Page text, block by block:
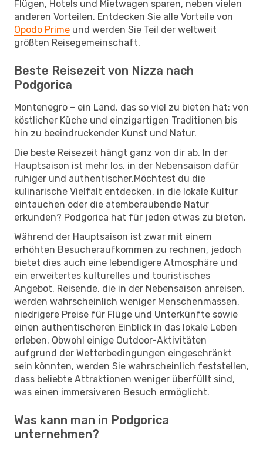
Flügen, Hotels und Mietwagen sparen, neben vielen
anderen Vorteilen. Entdecken Sie alle Vorteile von
Opodo Prime und werden Sie Teil der weltweit
größten Reisegemeinschaft.
Beste Reisezeit von Nizza nach
Podgorica
Montenegro – ein Land, das so viel zu bieten hat: von
köstlicher Küche und einzigartigen Traditionen bis
hin zu beeindruckender Kunst und Natur.
Die beste Reisezeit hängt ganz von dir ab. In der
Hauptsaison ist mehr los, in der Nebensaison dafür
ruhiger und authentischer.Möchtest du die
kulinarische Vielfalt entdecken, in die lokale Kultur
eintauchen oder die atemberaubende Natur
erkunden? Podgorica hat für jeden etwas zu bieten.
Während der Hauptsaison ist zwar mit einem
erhöhten Besucheraufkommen zu rechnen, jedoch
bietet dies auch eine lebendigere Atmosphäre und
ein erweitertes kulturelles und touristisches
Angebot. Reisende, die in der Nebensaison anreisen,
werden wahrscheinlich weniger Menschenmassen,
niedrigere Preise für Flüge und Unterkünfte sowie
einen authentischeren Einblick in das lokale Leben
erleben. Obwohl einige Outdoor-Aktivitäten
aufgrund der Wetterbedingungen eingeschränkt
sein könnten, werden Sie wahrscheinlich feststellen,
dass beliebte Attraktionen weniger überfüllt sind,
was einen immersiveren Besuch ermöglicht.
Was kann man in Podgorica
unternehmen?